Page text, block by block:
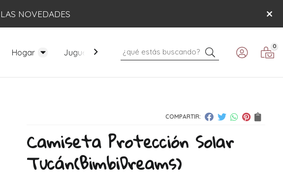
NOVEDADES
Hogar Juguetes Mobiliario Paseo Verano
Buscar 0
COMPARTIR:
Camiseta Protección Solar
Tucán(BimbiDreams)